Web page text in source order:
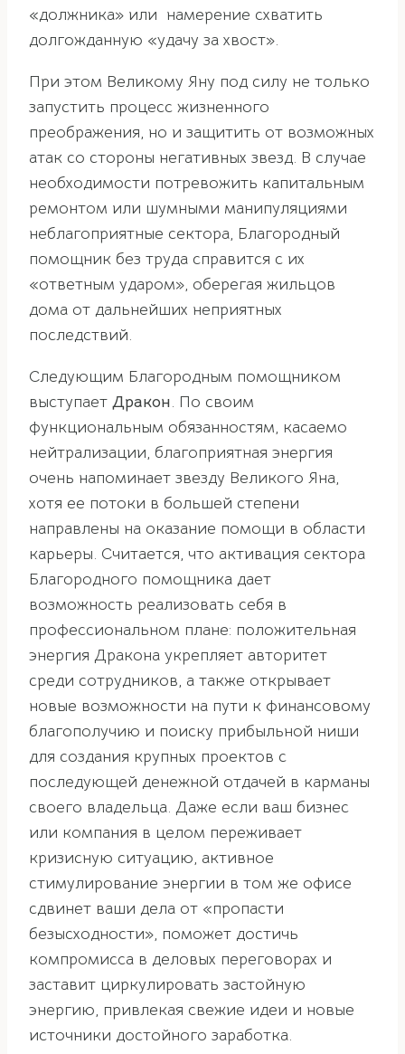
«должника» или намерение схватить
долгожданную «удачу за хвост».
При этом Великому Яну под силу не только
запустить процесс жизненного
преображения, но и защитить от возможных
атак со стороны негативных звезд. В случае
необходимости потревожить капитальным
ремонтом или шумными манипуляциями
неблагоприятные сектора, Благородный
помощник без труда справится с их
«ответным ударом», оберегая жильцов
дома от дальнейших неприятных
последствий.
Следующим Благородным помощником
выступает Дракон. По своим
функциональным обязанностям, касаемо
нейтрализации, благоприятная энергия
очень напоминает звезду Великого Яна,
хотя ее потоки в большей степени
направлены на оказание помощи в области
карьеры. Считается, что активация сектора
Благородного помощника дает
возможность реализовать себя в
профессиональном плане: положительная
энергия Дракона укрепляет авторитет
среди сотрудников, а также открывает
новые возможности на пути к финансовому
благополучию и поиску прибыльной ниши
для создания крупных проектов с
последующей денежной отдачей в карманы
своего владельца. Даже если ваш бизнес
или компания в целом переживает
кризисную ситуацию, активное
стимулирование энергии в том же офисе
сдвинет ваши дела от «пропасти
безысходности», поможет достичь
компромисса в деловых переговорах и
заставит циркулировать застойную
энергию, привлекая свежие идеи и новые
источники достойного заработка.